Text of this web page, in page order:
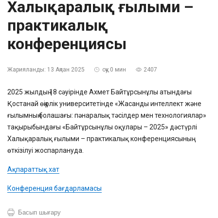
Халықаралық ғылыми –
практикалық
конференциясы
Жарияланды: 13 Ақпан 2025 оқу 0 мин 2407
2025 жылдың 18 сәуірінде Ахмет Байтұрсынұлы атындағы
Қостанай өңірлік университетінде «Жасанды интеллект және
ғылымның болашағы: пәнаралық тәсілдер мен технологиялар»
тақырыбындағы «Байтұрсынұлы оқулары – 2025» дәстүрлі
Халықаралық ғылыми – практикалық конференциясының
өткізілуі жоспарлануда.
Ақпараттық хат
Конференция бағдарламасы
Басып шығару